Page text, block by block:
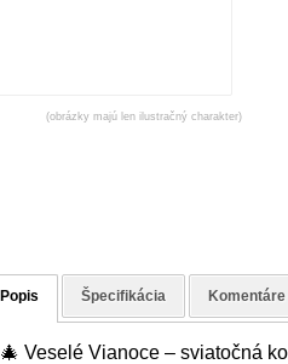
(obrázky majú len ilustračný charakter)
Popis Špecifikácia Komentáre
🎄 Veselé Vianoce – sviatočná